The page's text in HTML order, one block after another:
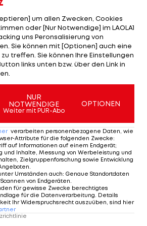
um. Ebenso ohne Aufgabe ist
Petar Gluhakovic(25) nach
bei Lok Zagreb.
ÖFB-TeamspielerThomas
einem Jahr ohne Klub, und
sind noch reichlich zu
Ex-HartbergerJulius
Ried(25) undStefan
langjährige AdmiranerMarcus
immer wieder in Ried ein
Innviertel gespielt hat
um allen Zwecken, Cookies
oder [Nur Notwendige] im LAOLA1
uns Peronsalisierung von
Sie können mit [Optionen] auch eine
treffen. Sie können Ihre Einstellungen
links unten bzw. über den Link in
NUR
NOTWENDIGE
Weiter mit PUR-Abo
OPTIONEN
verarbeiten personenbezogene Daten, wie
Attribute für die folgenden Zwecke:
auf Informationen auf einem Endgerät;
und Inhalte, Messung von Werbeleistung und
Zielgruppenforschung sowie Entwicklung
Umständen auch: Genaue Standortdaten
von Endgeräten
für gewisse Zwecke berechtigtes
für die Datenverarbeitung. Details
Ihr Widerspruchsrecht auszuüben, sind hier